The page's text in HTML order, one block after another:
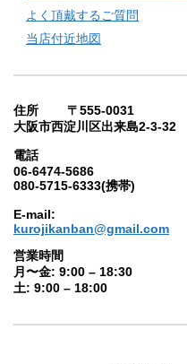
よく頂戴するご質問
当店付近地図
住所 〒555-0031
大阪市西淀川区出来島2-3-32
電話
06-6474-5686
080-5715-6333(携帯)
E-mail:
kurojikanban@gmail.com
営業時間
月〜金: 9:00 – 18:30
土: 9:00 – 18:00